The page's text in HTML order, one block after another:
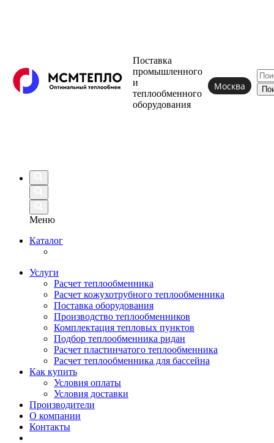
Поставка
промышленного
и
теплообменного
оборудования
Москва
Меню
Каталог
Услуги
Расчет теплообменника
Расчет кожухотрубного теплообменника
Поставка оборудования
Производство теплообменников
Комплектация тепловых пунктов
Подбор теплообменника ридан
Расчет пластинчатого теплообменника
Расчет теплообменника для бассейна
Как купить
Условия оплаты
Условия доставки
Производители
О компании
Контакты